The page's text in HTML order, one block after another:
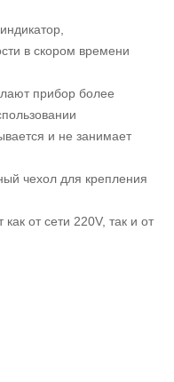
в скором времени
прибор более
и не занимает
чехол для крепления
от сети 220V, так и от